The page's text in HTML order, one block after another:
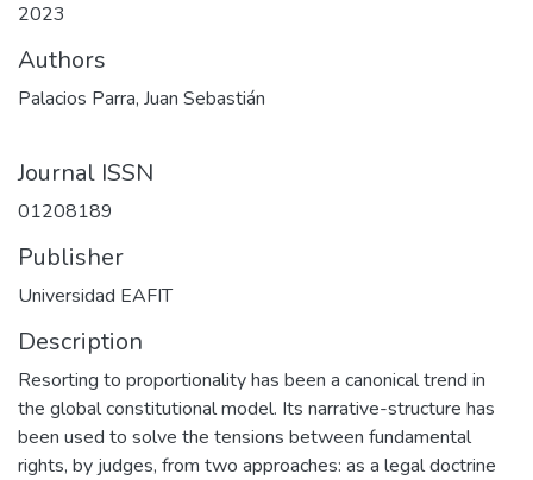
2023
Authors
Palacios Parra, Juan Sebastián
Journal ISSN
0120­8189
Publisher
Universidad EAFIT
Description
Resorting to proportionality has been a canonical trend in
the global constitutional model. Its narrative-structure has
been used to solve the tensions between fundamental
rights, by judges, from two approaches: as a legal doctrine